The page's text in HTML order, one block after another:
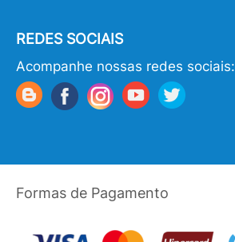
REDES SOCIAIS
Acompanhe nossas redes sociais:
Formas de Pagamento